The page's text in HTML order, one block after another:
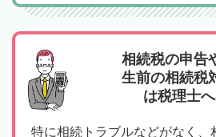
相続税の申告
生前の相続税
は税理士へ
特に相続トラブルなどがなく、